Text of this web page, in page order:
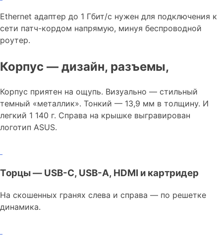
Ethernet адаптер до 1 Гбит/с нужен для подключения к
сети патч-кордом напрямую, минуя беспроводной
роутер.
Корпус — дизайн, разъемы,
Корпус приятен на ощупь. Визуально — стильный
темный «металлик». Тонкий — 13,9 мм в толщину. И
легкий 1 140 г. Справа на крышке выгравирован
логотип ASUS.
Торцы — USB-C, USB-A, HDMI и картридер
На скошенных гранях слева и справа — по решетке
динамика.